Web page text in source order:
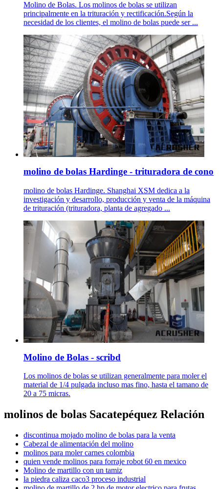
Molino de Bolas. Los molinos de bolas se utilizan
principalmente en la trituración y rectificación.Según la
necesidad de los clientes, el molino de bolas puede ser ...
molino de bolas Hardinge - trituradora de cono
molino de bolas Hardinge. Shanghai XSM dedica a la
investigación y desarrollo, producción y venta de la máquina
de trituración (trituradora, planta de agregado ...
Molino de Bolas - scribd
Los molinos de bolas se utilizan generalmente para moler el
material de 1/4 pulgada incluso mas fino, hasta el tamano de
20 a 75 micras.
molinos de bolas Sacatepéquez Relación
discontinua mojado molino de bolas para la venta
Cabezal de alimentación del molino
molinos para moler carnes colombia
quien vende molinos para forraje robot 60 en mexico
Molino de martillo con un tamiz
la piedra caliza caco3 proceso industrial